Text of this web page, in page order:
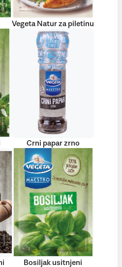
Vegeta Natur za piletinu
Crni papar zrno
Bosiljak usitnjeni